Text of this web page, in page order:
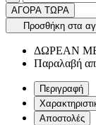
ΑΓΟΡΑ ΤΩΡΑ
Προσθήκη στα
ΔΩΡΕΑΝ
Παραλαβή
Περιγραφή
Αποστολές